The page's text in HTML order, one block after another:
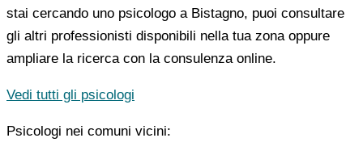
stai cercando uno psicologo a Bistagno, puoi consultare
gli altri professionisti disponibili nella tua zona oppure
ampliare la ricerca con la consulenza online.
Vedi tutti gli psicologi
Psicologi nei comuni vicini: